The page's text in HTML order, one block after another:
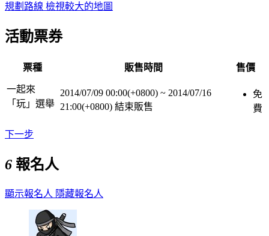
規劃路線 檢視較大的地圖
活動票券
票種 販售時間 售價
一起來
「玩」選舉
2014/07/09 00:00(+0800) ~ 2014/07/16
21:00(+0800) 結束販售
免
費
下一步
6 報名人
顯示報名人 隱藏報名人